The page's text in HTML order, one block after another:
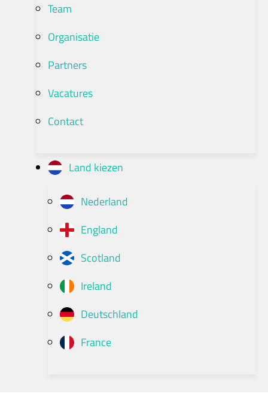
Team
Organisatie
Partners
Vacatures
Contact
Land kiezen
Nederland
England
Scotland
Ireland
Deutschland
France